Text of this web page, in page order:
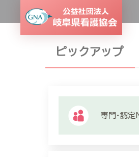
ピックアップ
専門・認